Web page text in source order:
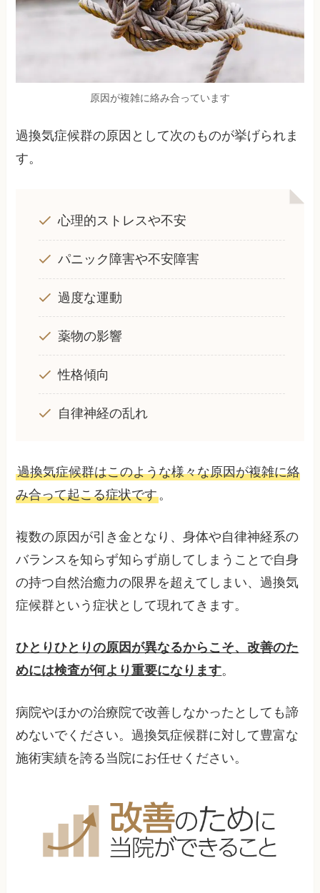
原因が複雑に絡み合っています
過換気症候群の原因として次のものが挙げられま
す。
心理的ストレスや不安
パニック障害や不安障害
過度な運動
薬物の影響
性格傾向
自律神経の乱れ
過換気症候群はこのような様々な原因が複雑に絡
み合って起こる症状です。
複数の原因が引き金となり、身体や自律神経系の
バランスを知らず知らず崩してしまうことで自身
の持つ自然治癒力の限界を超えてしまい、過換気
症候群という症状として現れてきます。
ひとりひとりの原因が異なるからこそ、改善のた
めには検査が何より重要になります。
病院やほかの治療院で改善しなかったとしても諦
めないでください。過換気症候群に対して豊富な
施術実績を誇る当院にお任せください。